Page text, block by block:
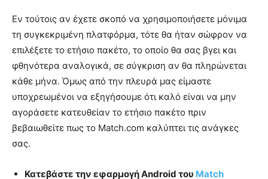
Εν τούτοις αν έχετε σκοπό να χρησιμοποιήσετε μόνιμα
τη συγκεκριμένη πλατφόρμα, τότε θα ήταν σώφρον να
επιλέξετε το ετήσιο πακέτο, το οποίο θα σας βγει και
φθηνότερα αναλογικά, σε σύγκριση αν θα πληρώνεται
κάθε μήνα. Όμως από την πλευρά μας είμαστε
υποχρεωμένοι να εξηγήσουμε ότι καλό είναι να μην
αγοράσετε κατευθείαν το ετήσιο πακέτο πριν
βεβαιωθείτε πως το Match.com καλύπτει τις ανάγκες
σας.
Κατεβάστε την εφαρμογή Android του Match